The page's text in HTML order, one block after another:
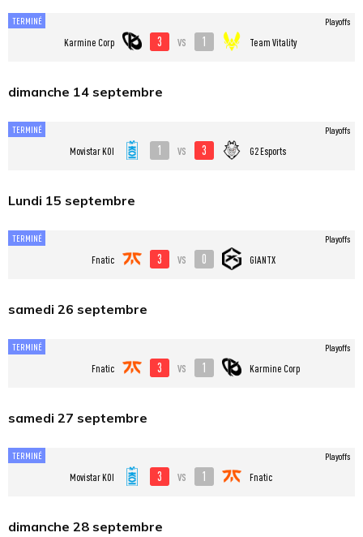
TERMINÉ
Karmine Corp 3 vs 1 Team Vitality
Playoffs
dimanche 14 septembre
TERMINÉ
Movistar KOI 1 vs 3 G2 Esports
Playoffs
Lundi 15 septembre
TERMINÉ
Fnatic 3 vs 0 GIANTX
Playoffs
samedi 26 septembre
TERMINÉ
Fnatic 3 vs 1 Karmine Corp
Playoffs
samedi 27 septembre
TERMINÉ
Movistar KOI 3 vs 1 Fnatic
Playoffs
dimanche 28 septembre